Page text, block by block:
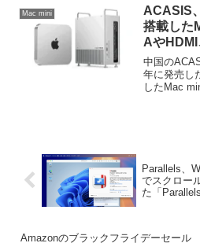
できるマウ
Mini M4
発売してい
Mac mini
ACASIS
搭載した
Aや
きる
「Acasis
Stand」
中国の
年に発売し
したMac
す。
Parallels、
でスクロー
た「
Amazonのブラックフライデーセール